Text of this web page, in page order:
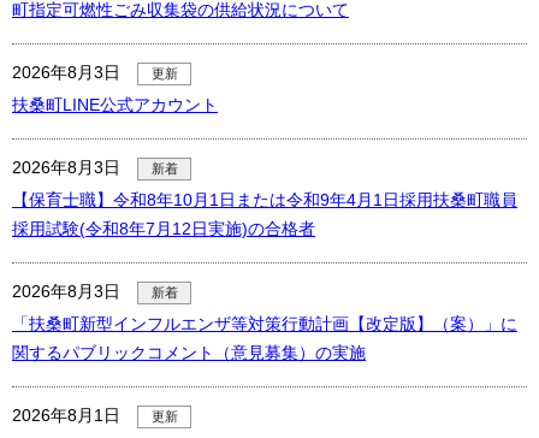
町指定可燃性ごみ収集袋の供給状況について
2026年8月3日 更新
扶桑町LINE公式アカウント
2026年8月3日 新着
【保育士職】令和8年10月1日または令和9年4月1日採用扶桑町職員
採用試験(令和8年7月12日実施)の合格者
2026年8月3日 新着
「扶桑町新型インフルエンザ等対策行動計画【改定版】（案）」に
関するパブリックコメント（意見募集）の実施
2026年8月1日 更新